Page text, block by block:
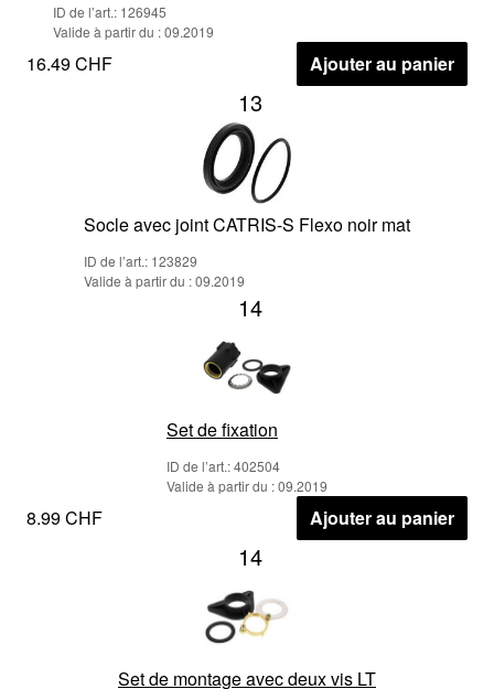
ID de l’art.: 126945
Valide à partir du : 09.2019
16.49 CHF Ajouter au panier
13
Socle avec joint CATRIS-S Flexo noir mat
ID de l’art.: 123829
Valide à partir du : 09.2019
14
Set de fixation
ID de l’art.: 402504
Valide à partir du : 09.2019
8.99 CHF Ajouter au panier
14
Set de montage avec deux vis LT